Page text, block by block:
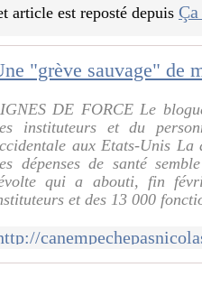
article est reposté depuis
DE FORCE Le
instituteurs et du
aux Etats-Unis La
dépenses de santé
qui a abouti, fin
et des 13 000